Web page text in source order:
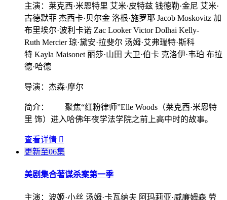
主演： 莱克西·米恩特里 艾米·皮特兹 钱德勒·金尼 艾米·
古德默菲 杰西卡·贝尔金 洛根·施罗耶 Jacob Moskovitz 加
布里埃尔·波利卡诺 Zac Looker Victor Dolhai Kelly-
Ruth Mercier 琼·黛安·拉斐尔 汤姆·艾弗瑞特·斯科
特 Kayla Maisonet 丽莎·山田 大卫·伯卡 克洛伊·韦珀 布拉
德·哈德
导演： 杰森·摩尔
简介：
聚焦“红粉律师”Elle Woods（莱克西·米恩特
里 饰）进入哈佛年夜学法学院之前上高中时的故事。
查看详情 
更新至06集
美剧集合著谋杀案第一季
主演： 波姬·小丝 汤姆·卡瓦纳夫 阿玛莉亚·威廉姆森 劳